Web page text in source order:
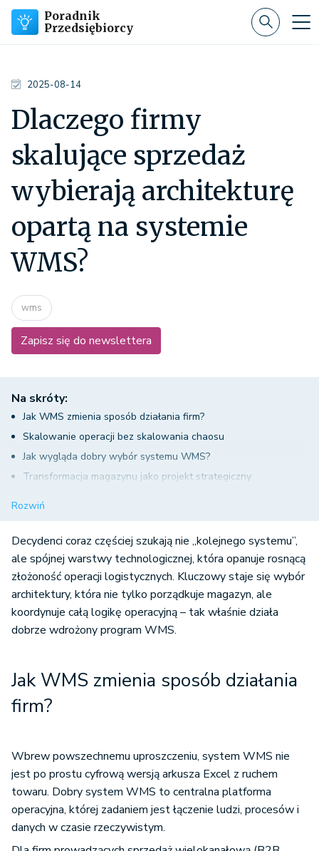
Poradnik
Przedsiębiorcy
2025-08-14
Dlaczego firmy
skalujące sprzedaż
wybierają architekturę
opartą na systemie
WMS?
wms
Zapisz się do newslettera
Na skróty:
Jak WMS zmienia sposób działania firm?
Skalowanie operacji bez skalowania chaosu
Jak wygląda dobry wybór systemu WMS?
Transformacja magazynu jako projekt strategiczny
Rozwiń
Decydenci coraz częściej szukają nie „kolejnego systemu”,
ale spójnej warstwy technologicznej, która opanuje rosnącą
złożoność operacji logistycznych. Kluczowy staje się wybór
architektury, która nie tylko porządkuje magazyn, ale
koordynuje całą logikę operacyjną – tak właśnie działa
dobrze wdrożony program WMS.
Jak WMS zmienia sposób działania
firm?
Wbrew powszechnemu uproszczeniu, system WMS nie
jest po prostu cyfrową wersją arkusza Excel z ruchem
towaru. Dobry system WMS to centralna platforma
operacyjna, której zadaniem jest łączenie ludzi, procesów i
danych w czasie rzeczywistym.